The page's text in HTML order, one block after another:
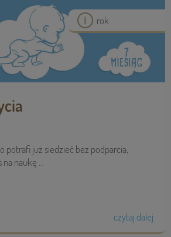
rok
potrafi już siedzieć bez podparcia,
naukę ...
czytaj dalej